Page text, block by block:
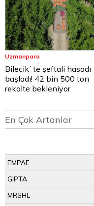
Uzmanpara
Bilecik`te şeftali hasadı
başladı! 42 bin 500 ton
rekolte bekleniyor
En Çok Artanlar
EMPAE
GIPTA
MRSHL